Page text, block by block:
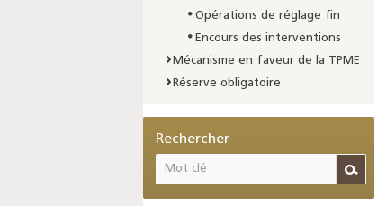
Opérations de réglage fin
Encours des interventions
Mécanisme en faveur de la TPME
Réserve obligatoire
Rechercher